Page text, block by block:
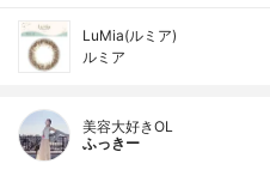
LuMia(ルミア)
ルミア
美容大好きOL
ふっきー